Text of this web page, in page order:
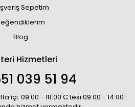
Sepetim
Blog
Hizmetleri
039 51 94
içi: 09:00 - 18:00 C.tesi 09:00 - 14:00